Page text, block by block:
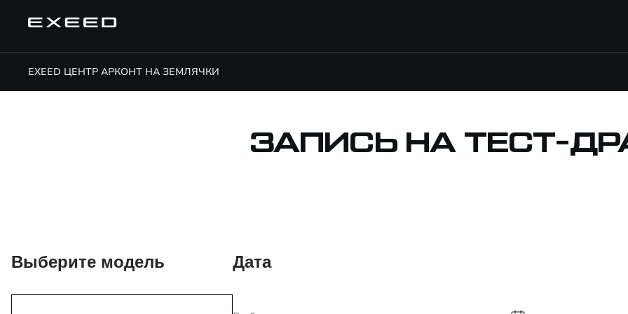
EXEED ЦЕНТР АРКОНТ НА ЗЕМЛЯЧКИ
ЗАПИСЬ НА ТЕСТ-
Выберите модель Дата